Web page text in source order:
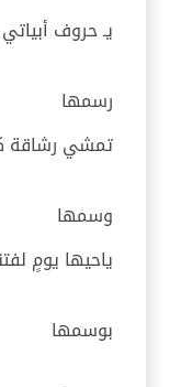
يـ حروف
رسمها
تمشي رشاقة
حطّت
وسمها
ياحيها يومٍ
مثل
بوسمها